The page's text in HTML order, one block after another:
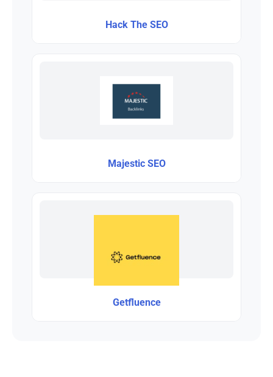
Hack The SEO
Majestic SEO
Getfluence